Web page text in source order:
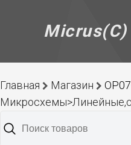
Micrus(C)
Главная Магазин